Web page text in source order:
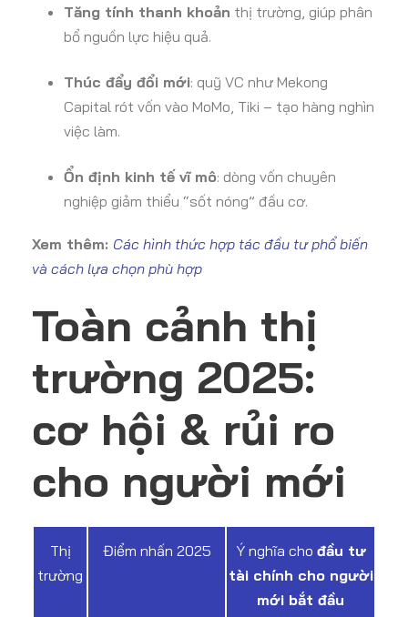
Tăng tính thanh khoản thị trường, giúp phân
bổ nguồn lực hiệu quả.
Thúc đẩy đổi mới: quỹ VC như Mekong
Capital rót vốn vào MoMo, Tiki – tạo hàng nghìn
việc làm.
Ổn định kinh tế vĩ mô: dòng vốn chuyên
nghiệp giảm thiểu “sốt nóng” đầu cơ.
Xem thêm: Các hình thức hợp tác đầu tư phổ biến
và cách lựa chọn phù hợp
Toàn cảnh thị
trường 2025:
cơ hội & rủi ro
cho người mới
Thị
trường
Điểm nhấn 2025 Ý nghĩa cho đầu tư
tài chính cho người
mới bắt đầu